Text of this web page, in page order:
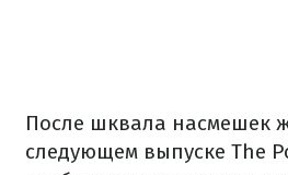
После шквала насмешек
следующем выпуске The